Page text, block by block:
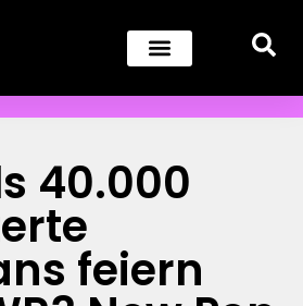
40.000
feiern